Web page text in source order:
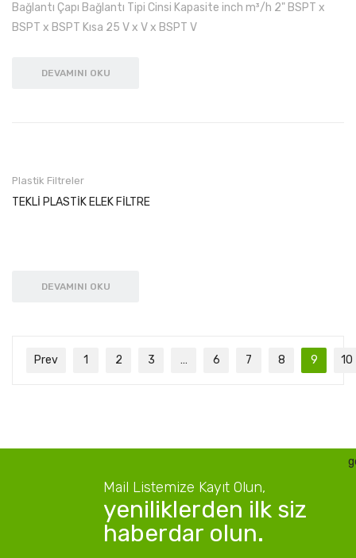
Bağlantı Çapı Bağlantı Tipi Cinsi Kapasite inch m³/h 2" BSPT x
BSPT x BSPT Kısa 25 V x V x BSPT V
DEVAMINI OKU
Plastik Filtreler
TEKLİ PLASTİK ELEK FİLTRE
DEVAMINI OKU
Prev 1 2 3 … 6 7 8 9 10
Mail Listemize Kayıt Olun,
yeniliklerden ilk siz
haberdar olun.